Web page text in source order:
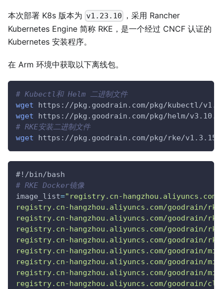
本次部署 K8s 版本为 v1.23.10
，采用 Rancher
Kubernetes Engine 简称 RKE，是一个经过 CNCF 认证的
Kubernetes 安装程序。
在 Arm 环境中获取以下离线包。
# Kubectl和 Helm 二进制文件
wget https://pkg.goodrain.com/pkg/kubectl/
wget https://pkg.goodrain.com/pkg/helm/
# RKE安装二进制文件
wget https://pkg.goodrain.com/pkg/rke/
#!/bin/bash
# RKE Docker镜像
image_list="registry.cn-
registry.cn-hangzhou.aliyuncs.com/goodrain/
registry.cn-hangzhou.aliyuncs.com/goodrain/
registry.cn-hangzhou.aliyuncs.com/goodrain/
registry.cn-hangzhou.aliyuncs.com/goodrain/
registry.cn-hangzhou.aliyuncs.com/goodrain/
registry.cn-hangzhou.aliyuncs.com/goodrain/
registry.cn-hangzhou.aliyuncs.com/goodrain/
registry.cn-hangzhou.aliyuncs.com/goodrain/